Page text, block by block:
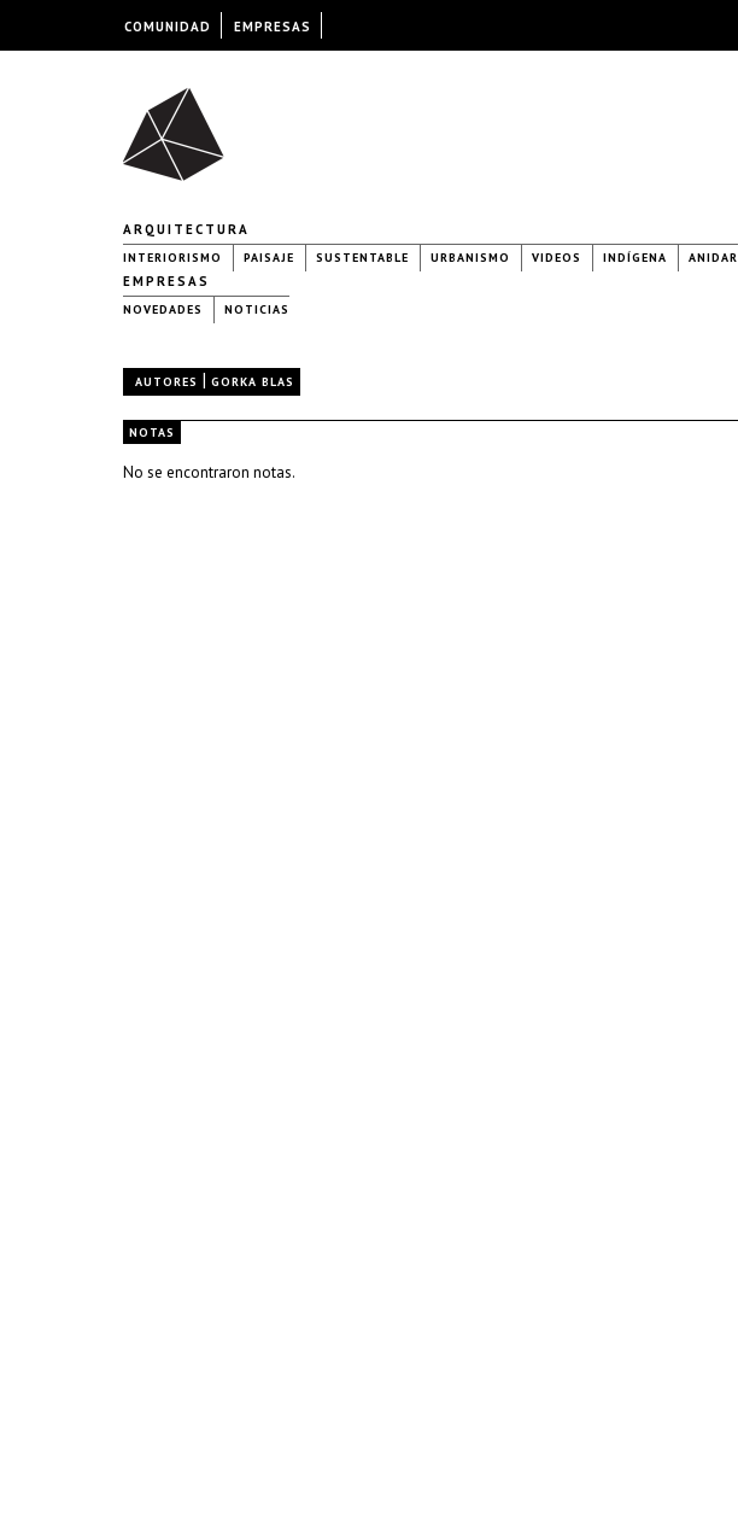
ARQUITECTURA
INTERIORISMO PAISAJE SUSTENTABLE URBANISMO VIDEOS INDÍGENA ANIDAR
EMPRESAS
NOVEDADES NOTICIAS
AUTORES | GORKA BLAS
NOTAS
No se encontraron notas.
COMUNIDAD EMPRESAS